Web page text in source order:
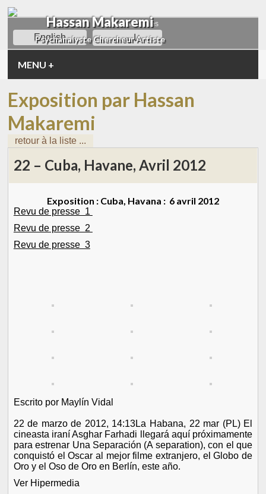
Hassan Makaremi
Psychanalyste Chercheur Artiste
autres langues
English فارسی
MENU +
Exposition par Hassan
Makaremi
retour à la liste ...
22 – Cuba, Havane, Avril 2012
Exposition : Cuba, Havana : 6 avril 2012
Revu de presse 1
Revu de presse 2
Revu de presse 3
Escrito por Maylín Vidal
22 de marzo de 2012, 14:13La Habana, 22 mar (PL) El
cineasta iraní Asghar Farhadi llegará aquí próximamente
para estrenar Una Separación (A separation), con el que
conquistó el Oscar al mejor filme extranjero, el Globo de
Oro y el Oso de Oro en Berlín, este año.
Ver Hipermedia